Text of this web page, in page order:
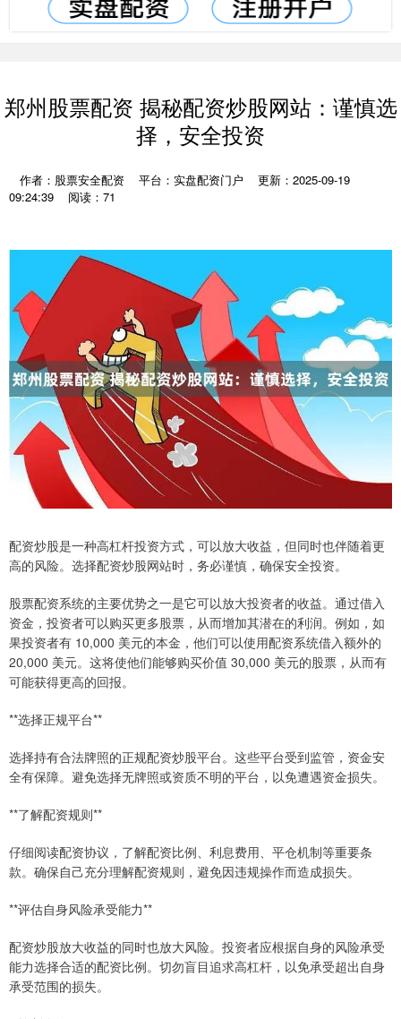
郑州股票配资 揭秘配资炒股网站：谨慎选
择，安全投资
作者：股票安全配资 平台：实盘配资门户
更新：2025-09-19
09:24:39
阅读：71
配资炒股是一种高杠杆投资方式，可以放大收益，但同时也伴随着更
高的风险。选择配资炒股网站时，务必谨慎，确保安全投资。
股票配资系统的主要优势之一是它可以放大投资者的收益。通过借入
资金，投资者可以购买更多股票，从而增加其潜在的利润。例如，如
果投资者有 10,000 美元的本金，他们可以使用配资系统借入额外的
20,000 美元。这将使他们能够购买价值 30,000 美元的股票，从而有
可能获得更高的回报。
**选择正规平台**
选择持有合法牌照的正规配资炒股平台。这些平台受到监管，资金安
全有保障。避免选择无牌照或资质不明的平台，以免遭遇资金损失。
**了解配资规则**
仔细阅读配资协议，了解配资比例、利息费用、平仓机制等重要条
款。确保自己充分理解配资规则，避免因违规操作而造成损失。
**评估自身风险承受能力**
配资炒股放大收益的同时也放大风险。投资者应根据自身的风险承受
能力选择合适的配资比例。切勿盲目追求高杠杆，以免承受超出自身
承受范围的损失。